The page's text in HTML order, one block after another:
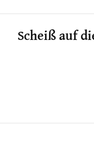
Scheiß auf